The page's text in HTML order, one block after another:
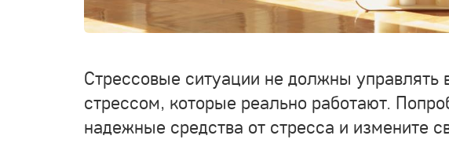
Стрессовые ситуации не должны
стрессом, которые реально работают.
надежные средства от стресса и измените